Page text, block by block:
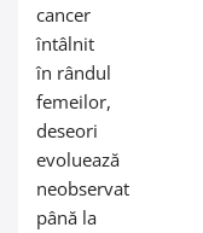
cancer
întâlnit
în rândul
femeilor,
deseori
evoluează
neobservat
până la